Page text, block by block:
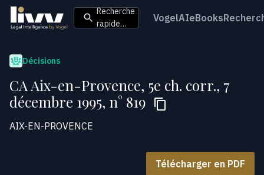
Recherche
rapide…
VogelAIeBooks
Décisions
CA Aix-en-Provence, 5e ch. corr., 7
décembre 1995, n° 819
AIX-EN-PROVENCE
Télécharger en PDF